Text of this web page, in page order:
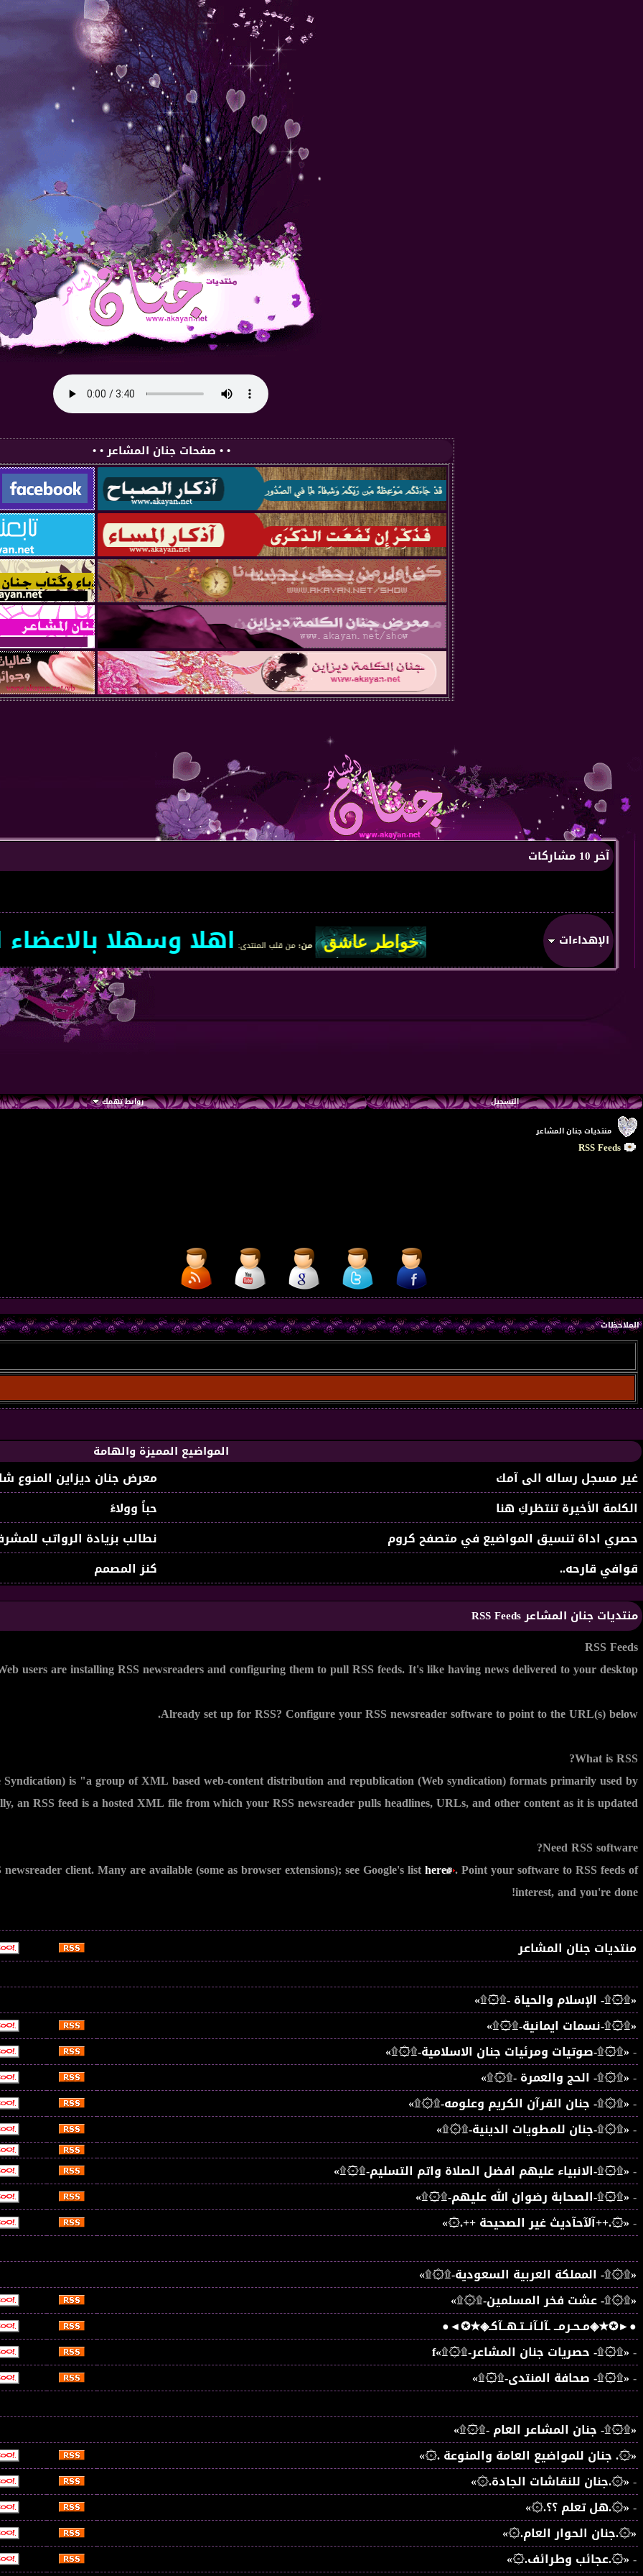
• • صفحات جنان المشاعر • •
آخر 10 مشاركات
الإهداءات من:من قلب المنتدى:اهلا وسهلا بالاعضاء
التسجيل روابط تهمك
منتديات جنان المشاعر
RSS Feeds
الملاحظات
المواضيع المميزة والهامة
غير مسجل رساله الى آمك
معرض جنان ديزاين المنوع
الكلمة الأخيرة تنتظركِ هنا
حباً وولاءً
حصري اداة تنسيق المواضيع في متصفح كروم
نطالب بزيادة الرواتب
قوافي قارحه..
كنز المصمم
منتديات جنان المشاعر RSS Feeds
RSS Feeds
users are installing RSS newsreaders and configuring them to pull RSS feeds. It's like having news delivered to your desktop!
Already set up for RSS?Configure your RSS newsreader software to point to the URL(s) below.
What is RSS?
is "a group of XML based web-content distribution and republication (Web syndication) formats primarily used by
an RSS feed is a hosted XML file from which your RSS newsreader pulls headlines, URLs, and other content as it is updated.
Need RSS software?
client. Many are available (some as browser extensions); see Google's listhere . Point your software to RSS feeds of
interest, and you're done!
منتديات جنان المشاعر
«۩۞۩- الإسلام والحياة -۩۞۩»
«۩۞۩-نسمات ايمانية-۩۞۩»
-«۩۞۩-صوتيات ومرئيات جنان الاسلامية-۩۞۩»
-«۩۞۩- الحج والعمرة -۩۞۩»
-«۩۞۩- جنان القرآن الكريم وعلومه-۩۞۩»
-«۩۞۩-جنان للمطويات الدينية-۩۞۩»
-«۩۞۩-الانبياء عليهم افضل الصلاة واتم التسليم-۩۞۩»
-«۩۞۩-الصحابة رضوان الله عليهم-۩۞۩»
-«۞.++آلآحآديث غير الصحيحة ++.۞»
«۩۞۩- المملكة العربية السعودية-۩۞۩»
«۩۞۩- عشت فخر المسلمين-۩۞۩»
●►✪★◈مـحـرمــ ـآلـآنــتـهــآكـ◈★✪◄●
-«۩۞۩- حصريات جنان المشاعر-۩۞۩»f
-«۩۞۩- صحافة المنتدى-۩۞۩»
«۩۞۩- جنان المشاعر العام -۩۞۩»
«۞. جنان للمواضيع العامة والمنوعة .۞»
-«۞.جنان للنقاشات الجادة.۞»
-«۞.هل تعلم ؟؟.۞»
«۞.جنان الحوار العام.۞»
-«۞.عجائب وطرائف.۞»